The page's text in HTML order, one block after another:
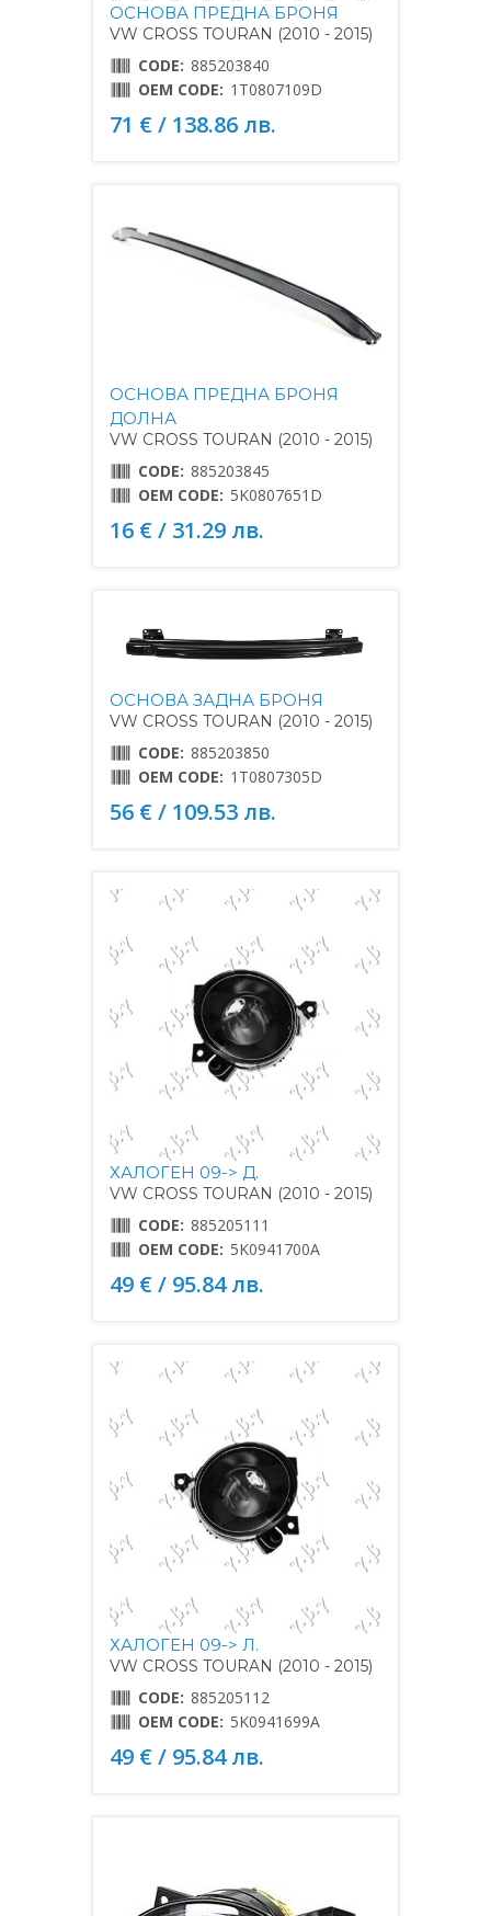
ОСНОВА ПРЕДНА БРОНЯ
VW CROSS TOURAN (2010 - 2015)
CODE: 885203840
OEM CODE: 1T0807109D
71 € / 138.86 лв.
ОСНОВА ПРЕДНА БРОНЯ
ДОЛНА
VW CROSS TOURAN (2010 - 2015)
CODE: 885203845
OEM CODE: 5K0807651D
16 € / 31.29 лв.
ОСНОВА ЗАДНА БРОНЯ
VW CROSS TOURAN (2010 - 2015)
CODE: 885203850
OEM CODE: 1T0807305D
56 € / 109.53 лв.
ХАЛОГЕН 09-> Д.
VW CROSS TOURAN (2010 - 2015)
CODE: 885205111
OEM CODE: 5K0941700A
49 € / 95.84 лв.
ХАЛОГЕН 09-> Л.
VW CROSS TOURAN (2010 - 2015)
CODE: 885205112
OEM CODE: 5K0941699A
49 € / 95.84 лв.